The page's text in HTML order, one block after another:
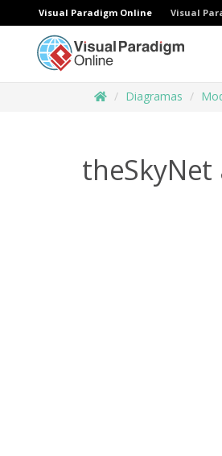
Visual Paradigm Online Visual
Diagramas